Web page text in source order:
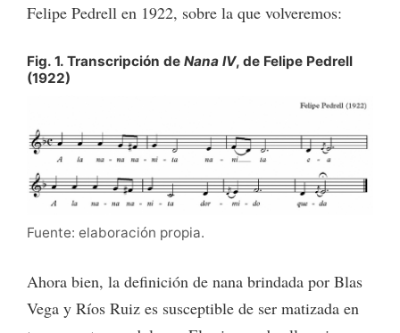
Felipe Pedrell en 1922, sobre la que volveremos:
Fig. 1. Transcripción de Nana IV, de Felipe Pedrell
(1922)
Fuente: elaboración propia.
Ahora bien, la definición de nana brindada por Blas
Vega y Ríos Ruiz es susceptible de ser matizada en